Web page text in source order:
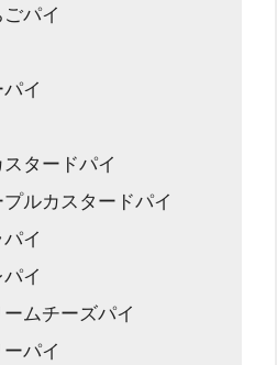
パイ
イ
タードパイ
ルカスタードパイ
イ
イ
ムチーズパイ
パイ